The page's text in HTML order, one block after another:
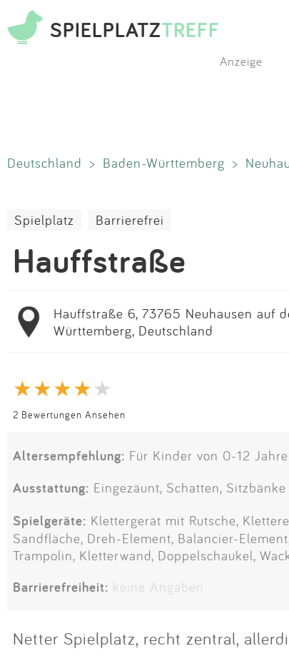
SPIELPLATZTREFF
Anzeige
Deutschland > Baden-Württemberg >
Spielplatz Barrierefrei
Hauffstraße
Hauffstraße 6, 73765 Neuhausen auf
Württemberg, Deutschland
2 Bewertungen Ansehen
Altersempfehlung: Für Kinder von 0-12
Ausstattung: Eingezäunt, Schatten, Sitzbänke
Spielgeräte: Klettergerät mit Rutsche,
Sandfläche, Dreh-Element, Balancier-
Trampolin, Kletterwand, Doppelschaukel,
Barrierefreiheit: keine Angaben
Netter Spielplatz, recht zentral,